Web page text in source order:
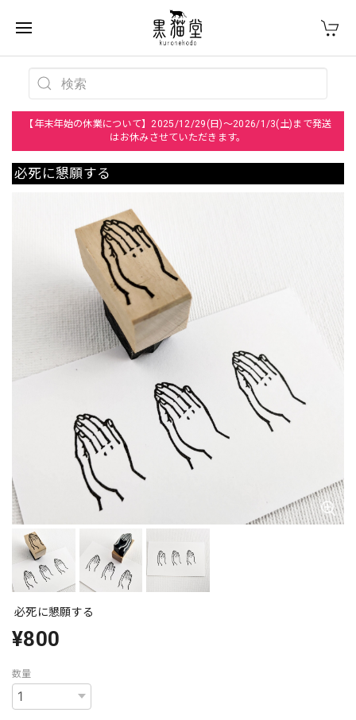
【年末年始の休業について】2025/12/29(日)～2026/1/3(土)まで発送
はお休みさせていただきます。
必死に懇願する
必死に懇願する
¥800
数量